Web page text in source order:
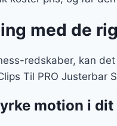
med de
redskaber, kan
Til PRO
motion i dit